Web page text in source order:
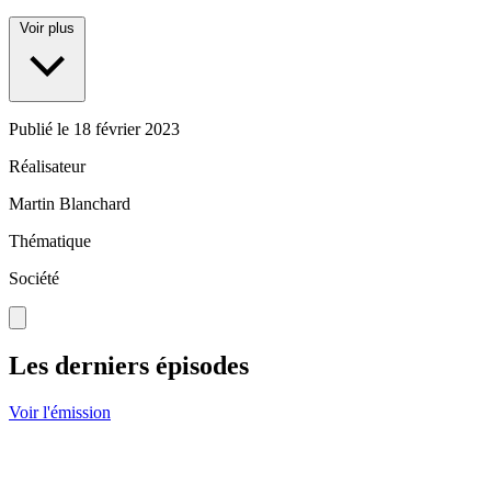
Voir plus
Publié le 18 février 2023
Réalisateur
Martin Blanchard
Thématique
Société
Les derniers épisodes
Voir l'émission